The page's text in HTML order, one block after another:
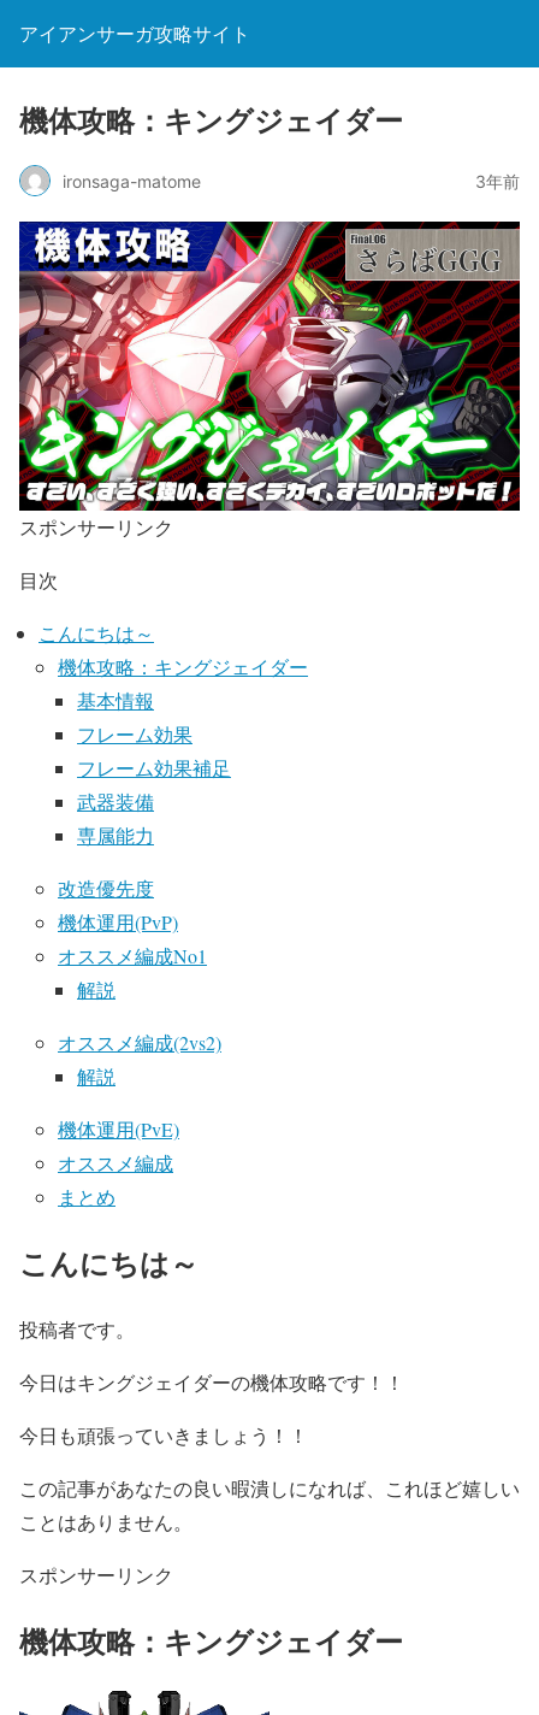
アイアンサーガ攻略サイト
機体攻略：キングジェイダー
ironsaga-matome 3年前
スポンサーリンク
目次
こんにちは～
機体攻略：キングジェイダー
基本情報
フレーム効果
フレーム効果補足
武器装備
専属能力
改造優先度
機体運用(PvP)
オススメ編成No1
解説
オススメ編成(2vs2)
解説
機体運用(PvE)
オススメ編成
まとめ
こんにちは～
投稿者です。
今日はキングジェイダーの機体攻略です！！
今日も頑張っていきましょう！！
この記事があなたの良い暇潰しになれば、これほど嬉しい
ことはありません。
スポンサーリンク
機体攻略：キングジェイダー